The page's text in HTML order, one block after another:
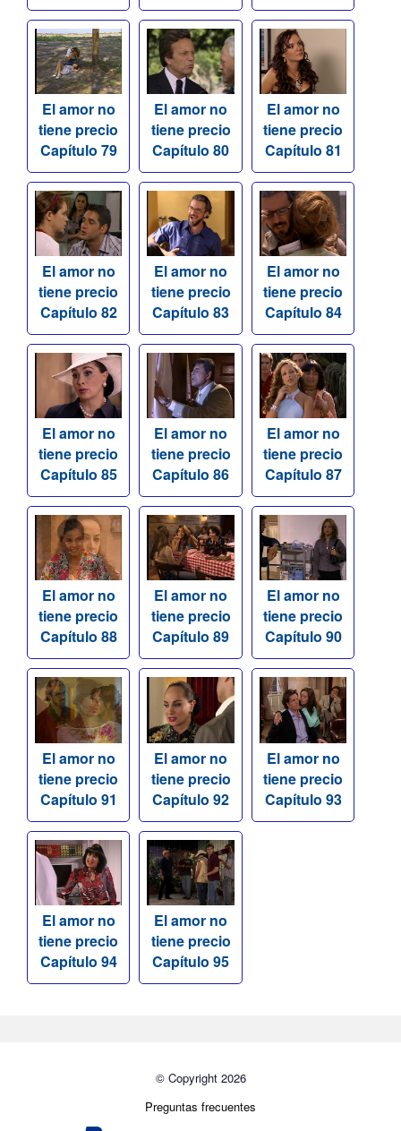
El amor no
tiene precio
Capítulo 79
El amor no
tiene precio
Capítulo 80
El amor no
tiene precio
Capítulo 81
El amor no
tiene precio
Capítulo 82
El amor no
tiene precio
Capítulo 83
El amor no
tiene precio
Capítulo 84
El amor no
tiene precio
Capítulo 85
El amor no
tiene precio
Capítulo 86
El amor no
tiene precio
Capítulo 87
El amor no
tiene precio
Capítulo 88
El amor no
tiene precio
Capítulo 89
El amor no
tiene precio
Capítulo 90
El amor no
tiene precio
Capítulo 91
El amor no
tiene precio
Capítulo 92
El amor no
tiene precio
Capítulo 93
El amor no
tiene precio
Capítulo 94
El amor no
tiene precio
Capítulo 95
© Copyright 2026
Preguntas frecuentes